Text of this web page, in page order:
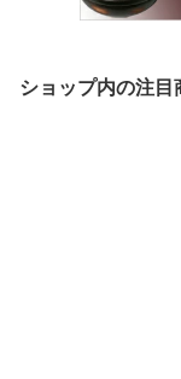
ショップ内の注目